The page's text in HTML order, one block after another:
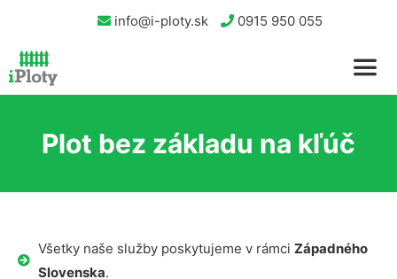
info@i-ploty.sk 0915 950 055
Plot bez základu na kľúč
Všetky naše služby poskytujeme v rámci Západného
Slovenska.